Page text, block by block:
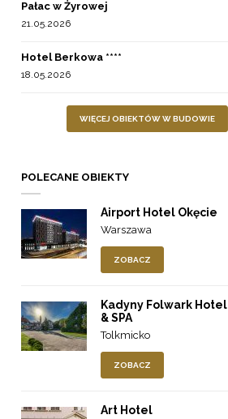
Pałac w Żyrowej
21.05.2026
Hotel Berkowa ****
18.05.2026
WIĘCEJ OBIEKTÓW W BUDOWIE
POLECANE OBIEKTY
Airport Hotel Okęcie
Warszawa
ZOBACZ
Kadyny Folwark Hotel
& SPA
Tolkmicko
ZOBACZ
Art Hotel